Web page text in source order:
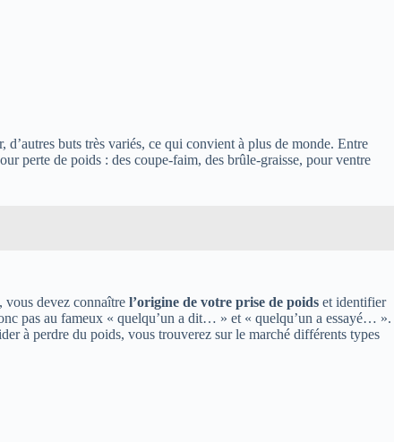
buts très variés, ce qui convient à plus de monde. Entre
perte de poids : des coupe-faim, des brûle-graisse, pour ventre
vous devez connaître l’origine de votre prise de poids et identifier
pas au fameux « quelqu’un a dit… » et « quelqu’un a essayé… ».
à perdre du poids, vous trouverez sur le marché différents types